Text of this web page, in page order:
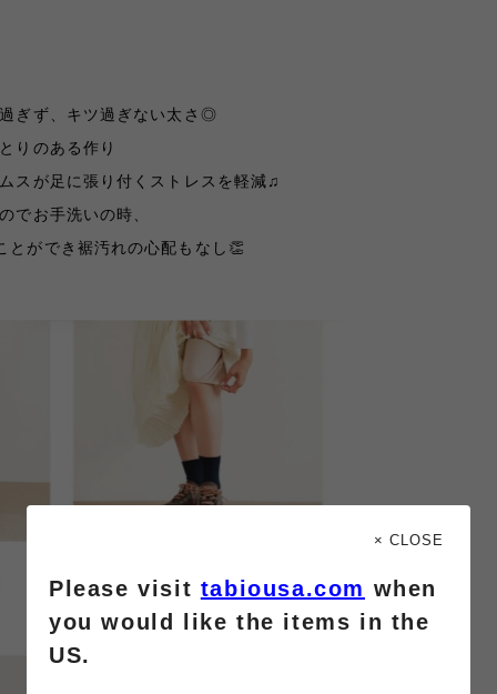
ぎず、キツ過ぎない太さ◎
りのある作り
スが足に張り付くストレスを軽減♫
でお手洗いの時、
ができ裾汚れの心配もなし 👏
× CLOSE
Please visit tabiousa.com when
you would like the items in the
US.